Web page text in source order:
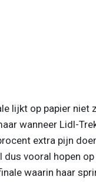
lijkt op papier niet
wanneer Lidl-
extra pijn
dus vooral hopen op
waarin haar